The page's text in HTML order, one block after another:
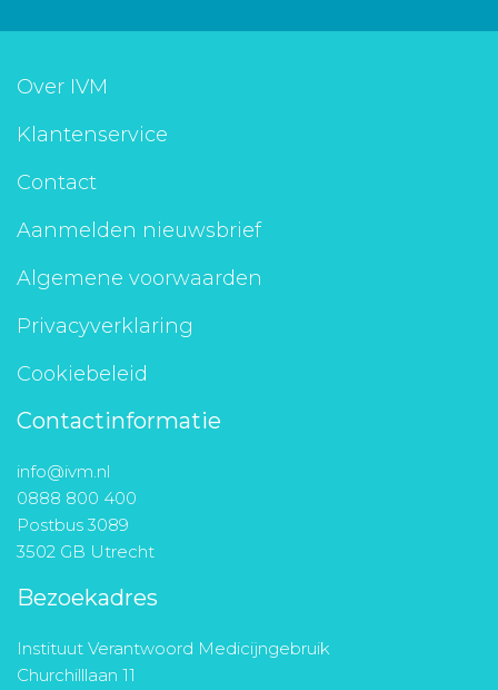
Over IVM
Klantenservice
Contact
Aanmelden nieuwsbrief
Algemene voorwaarden
Privacyverklaring
Cookiebeleid
Contactinformatie
info@ivm.nl
0888 800 400
Postbus 3089
3502 GB Utrecht
Bezoekadres
Instituut Verantwoord Medicijngebruik
Churchilllaan 11